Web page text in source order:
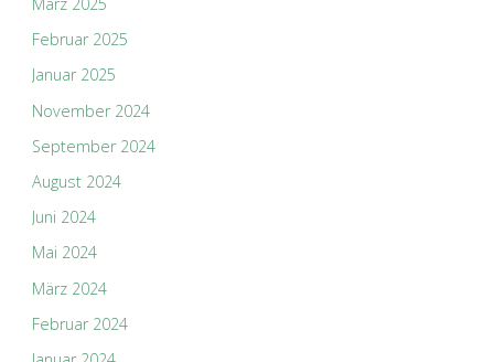
Februar 2025
Januar 2025
November 2024
September 2024
August 2024
Juni 2024
Mai 2024
März 2024
Februar 2024